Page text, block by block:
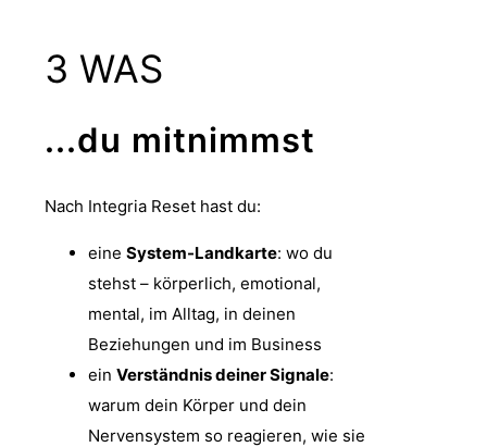
3 WAS
...du mitnimmst
Nach Integria Reset hast du:
eine System-Landkarte: wo du
stehst – körperlich, emotional,
mental, im Alltag, in deinen
Beziehungen und im Business
ein Verständnis deiner Signale:
warum dein Körper und dein
Nervensystem so reagieren, wie sie